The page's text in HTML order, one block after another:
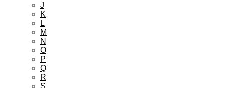
J
K
L
M
N
O
P
Q
R
S